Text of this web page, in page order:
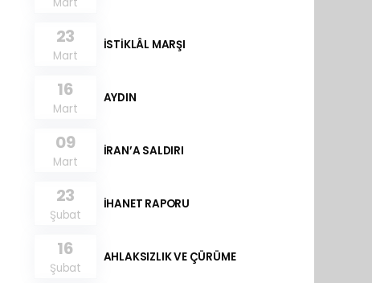
23
Mart
İSTİKLÂL MARŞI
16
Mart
AYDIN
09
Mart
İRAN’A SALDIRI
23
Şubat
İHANET RAPORU
16
Şubat
AHLAKSIZLIK VE ÇÜRÜME